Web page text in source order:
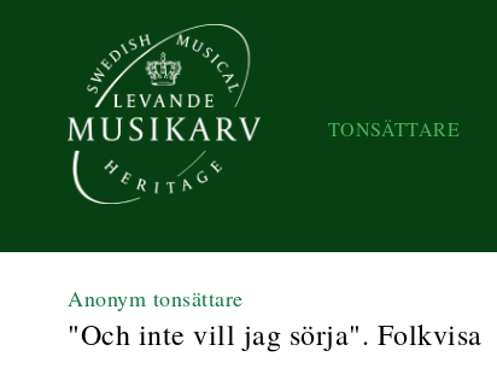
TONSÄTTARE
Anonym tonsättare
"Och inte vill jag sörja". Folkvisa